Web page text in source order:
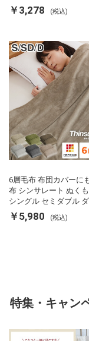
ぽ エコ 節電 節約 省エ
エコ電気あんか EWT-
￥3,278 (税込)
6層毛布 布団カバーに
布 シンサレート ぬく
シングル セミダブル
ランケット 掛け布団カ
ンネル 保温 蓄熱 吸湿
￥5,980 (税込)
特集・キャン